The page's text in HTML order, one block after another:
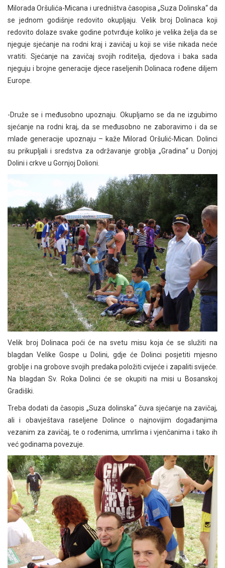
Milorada Oršulića-Micana i uredništva časopisa „Suza Dolinska“ da
se jednom godišnje redovito okupljaju. Velik broj Dolinaca koji
redovito dolaze svake godine potvrđuje koliko je velika želja da se
njeguje sjećanje na rodni kraj i zavičaj u koji se više nikada neće
vratiti. Sjećanje na zavičaj svojih roditelja, djedova i baka sada
njeguju i brojne generacije djece raseljenih Dolinaca rođene diljem
Europe.
-Druže se i međusobno upoznaju. Okupljamo se da ne izgubimo
sjećanje na rodni kraj, da se međusobno ne zaboravimo i da se
mlade generacije upoznaju – kaže Milorad Oršulić-Mican. Dolinci
su prikupljali i sredstva za održavanje groblja „Gradina“ u Donjoj
Dolini i crkve u Gornjoj Dolioni.
Velik broj Dolinaca poći će na svetu misu koja će se služiti na
blagdan Velike Gospe u Dolini, gdje će Dolinci posjetiti mjesno
groblje i na grobove svojih predaka položiti cvijeće i zapaliti svijeće.
Na blagdan Sv. Roka Dolinci će se okupiti na misi u Bosanskoj
Gradiški.
Treba dodati da časopis „Suza dolinska“ čuva sjećanje na zavičaj,
ali i obavještava raseljene Dolince o najnovijim događanjima
vezanim za zavičaj, te o rođenima, umrlima i vjenčanima i tako ih
već godinama povezuje.